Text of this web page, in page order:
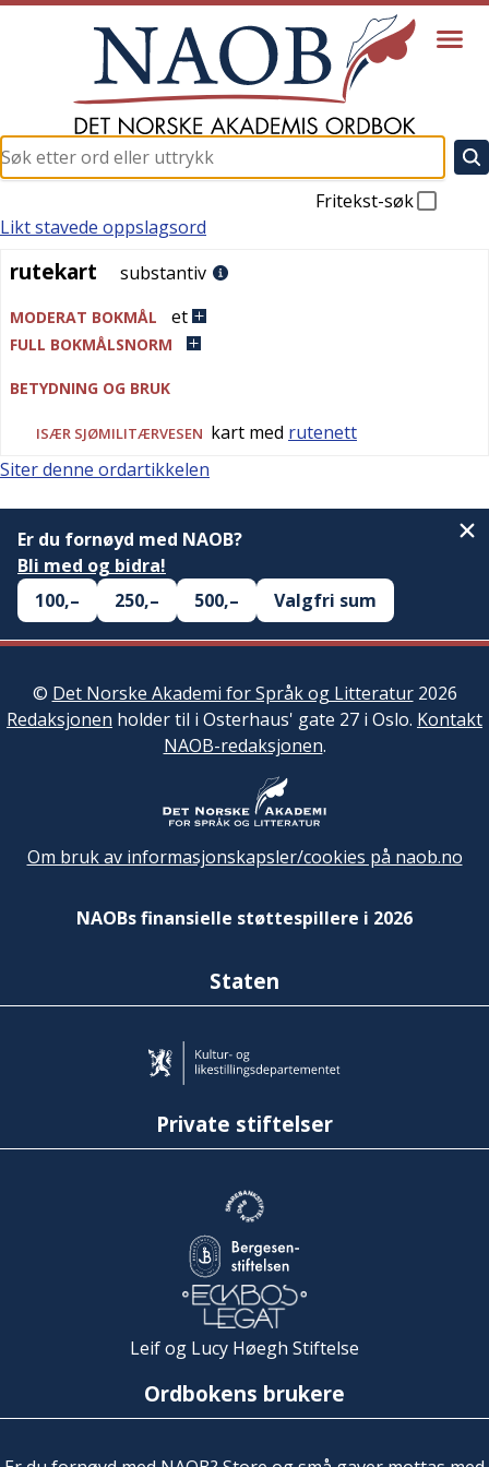
Fritekst-søk
rutekart
Likt stavede oppslagsord
rutekart substantiv
MODERAT BOKMÅL et
FULL BOKMÅLSNORM
BETYDNING OG BRUK
ISÆR SJØMILITÆRVESEN kart med rutenett
Siter denne ordartikkelen
Er du fornøyd med NAOB?
Bli med og bidra!
100,–
250,– 500,– Valgfri sum
© Det Norske Akademi for Språk og Litteratur2026
Redaksjonen holder til i Osterhaus' gate 27 i Oslo. Kontakt
NAOB-redaksjonen.
Om bruk av informasjonskapsler/cookies på naob.no
NAOBs finansielle støttespillere i 2026
Staten
Private stiftelser
Leif og Lucy Høegh Stiftelse
Ordbokens brukere